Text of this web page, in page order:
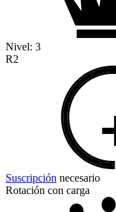
Nivel: 3
R2
Suscripción necesario
Rotación con carga